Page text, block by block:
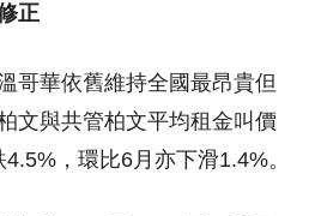
正
哥華依舊維持全國最昂貴但
文與共管柏文平均租金叫價
，環比6月亦下滑1.4%。